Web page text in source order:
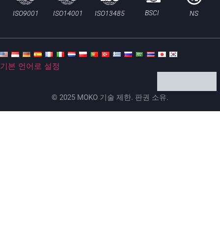
ISO9001 ISO14001 ISO13485 BSCI NS
기본 언어로 설정
© 2025 MOKO 기술 제한. 판권 소유.